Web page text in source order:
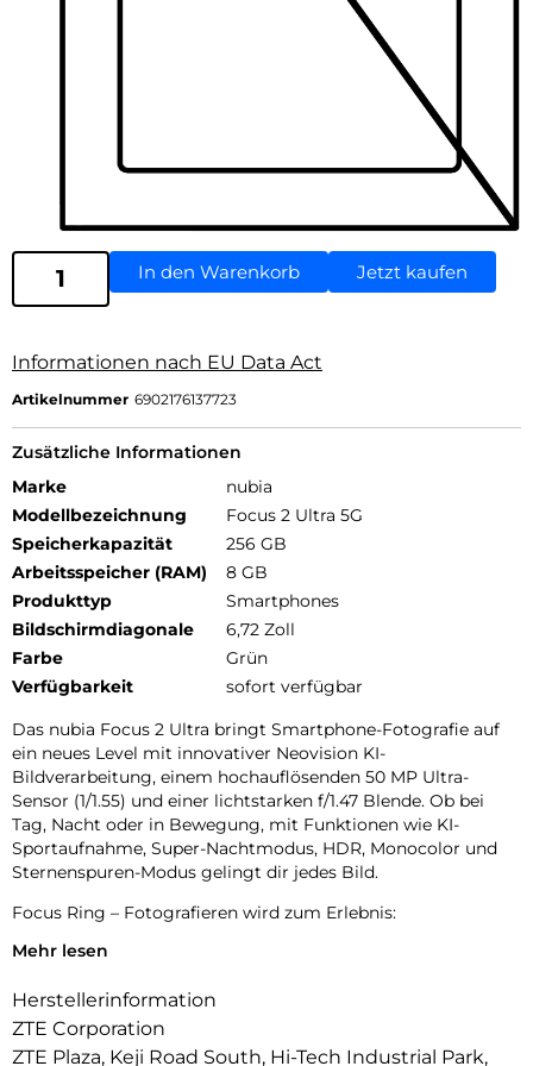
In den Warenkorb Jetzt kaufen
Informationen nach EU Data Act
Artikelnummer 6902176137723
Zusätzliche Informationen
Marke
nubia
Modellbezeichnung
Focus 2 Ultra 5G
Speicherkapazität
256 GB
Arbeitsspeicher (RAM)
8 GB
Produkttyp
Smartphones
Bildschirmdiagonale
6,72 Zoll
Farbe
Grün
Verfügbarkeit
sofort verfügbar
Das nubia Focus 2 Ultra bringt Smartphone-Fotografie auf
ein neues Level mit innovativer Neovision KI-
Bildverarbeitung, einem hochauflösenden 50 MP Ultra-
Sensor (1/1.55) und einer lichtstarken f/1.47 Blende. Ob bei
Tag, Nacht oder in Bewegung, mit Funktionen wie KI-
Sportaufnahme, Super-Nachtmodus, HDR, Monocolor und
Sternenspuren-Modus gelingt dir jedes Bild.
Focus Ring – Fotografieren wird zum Erlebnis:
Der einzigartige Focus Ring ermöglicht intuitive Steuerung
Zoom und Blende anpassen
Mini-Spiele steuern
Mehr lesen
Herstellerinformation
ZTE Corporation
ZTE Plaza, Keji Road South, Hi-Tech Industrial Park,